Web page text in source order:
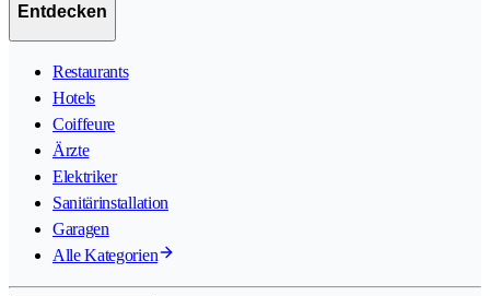
Entdecken
Restaurants
Hotels
Coiffeure
Ärzte
Elektriker
Sanitärinstallation
Garagen
Alle Kategorien